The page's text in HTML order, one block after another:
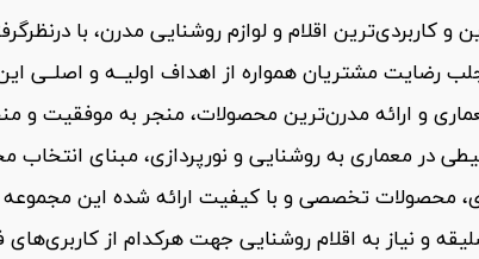
و کاربردی‌ترین اقلام و لوازم روشنایی مدرن، با
رضایت مشتریان همواره از اهداف اولیــه و
و ارائه مدرن‌ترین محصولات، منجر به موفقیت و
در معماری به روشنایی و نورپردازی، مبنای
محصولات تخصصی و با کیفیت ارائه شده این
و نیاز به اقلام روشنایی جهت هرکدام از